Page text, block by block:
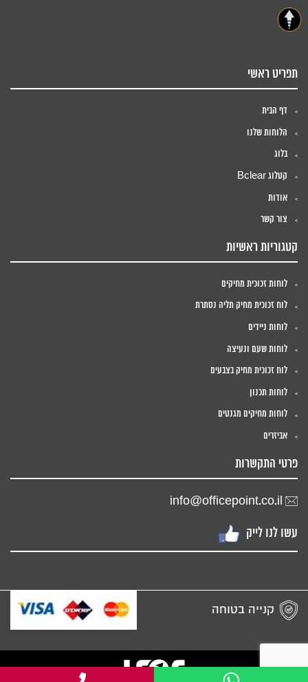
תפריט ראשי
דף הבית
הלוחות שלנו
בלוג
קטלוג Bclear
אודות
צור קשר
קטגוריות ראשיות
לוחות זכוכית מחיקים
לוח זכוכית מחיק תליה נסתרת
לוחות ניידים
לוחות שעם ונעיצה
לוח זכוכית מחיק בצבעים
לוחות תכנון
לוחות מחיקים מגנטים
אביזרים
פרטי התקשרות
info@officepoint.co.il
עשו לנו לייק
קנייה בטוחה